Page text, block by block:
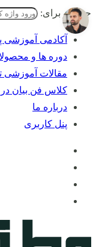
جستجو برای:
آکادمی آموزشی
دوره ها و
مقالات آموزشی
کلاس فن بیان
درباره ما
پنل کاربری